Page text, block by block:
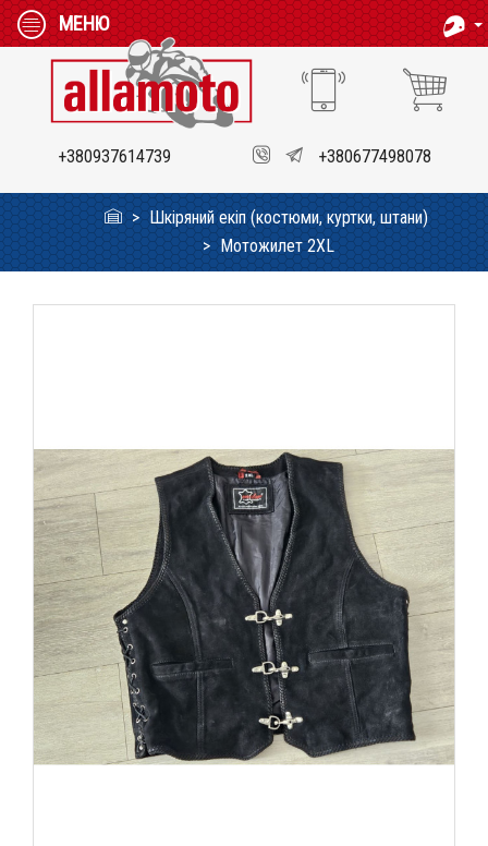
МЕНЮ
+380937614739 +380677498078
Шкіряний екіп (костюми, куртки, штани)
Мотожилет 2XL